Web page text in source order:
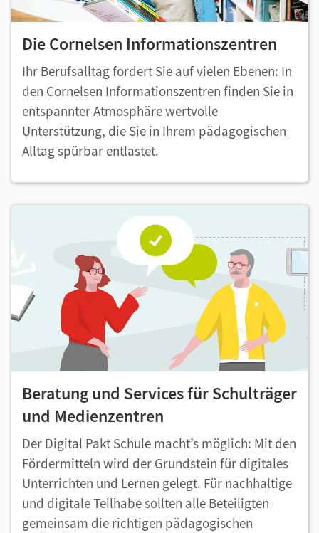
Die Cornelsen Informationszentren
Ihr Berufsalltag fordert Sie auf vielen Ebenen: In
den Cornelsen Informationszentren finden Sie in
entspannter Atmosphäre wertvolle
Unterstützung, die Sie in Ihrem pädagogischen
Alltag spürbar entlastet.
Beratung und Services für Schulträger
und Medienzentren
Der Digital Pakt Schule macht’s möglich: Mit den
Fördermitteln wird der Grundstein für digitales
Unterrichten und Lernen gelegt. Für nachhaltige
und digitale Teilhabe sollten alle Beteiligten
gemeinsam die richtigen pädagogischen